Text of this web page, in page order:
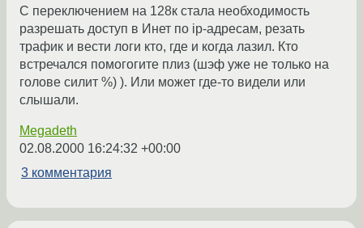
С переключением на 128к стала необходимость
разрешать доступ в Инет по ip-адресам, резать
трафик и вести логи кто, где и когда лазил. Кто
встречался помогогите плиз (шэф уже не только на
голове силит %) ). Или может где-то видели или
слышали.
Megadeth
02.08.2000 16:24:32 +00:00
3 комментария